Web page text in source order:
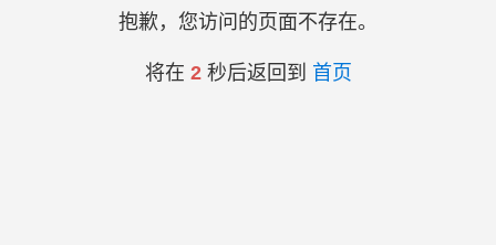
抱歉，您访问的页面不存在。
将在 2秒后返回到 首页